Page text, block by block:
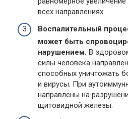
всех направлениях.
Воспалительный
может быть
нарушением. В
силы человека
способных уничтожать
и вирусы. При
направлены на
щитовидной железы.